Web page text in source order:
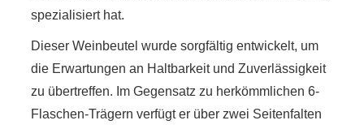
spezialisiert hat.
Dieser Weinbeutel wurde sorgfältig entwickelt, um
die Erwartungen an Haltbarkeit und Zuverlässigkeit
zu übertreffen. Im Gegensatz zu herkömmlichen 6-
Flaschen-Trägern verfügt er über zwei Seitenfalten